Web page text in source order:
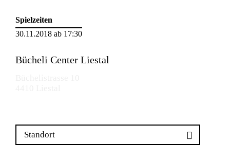
Spielzeiten
30.11.2018 ab 17:30
Bücheli Center Liestal
Standort